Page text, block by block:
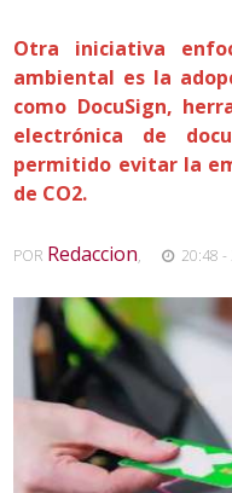
Otra iniciativa
ambiental es la
como DocuSign,
electrónica de
permitido evitar la
de CO2.
POR Redaccion, 20:48 -